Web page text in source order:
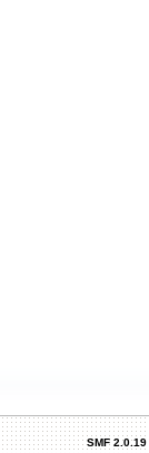
SMF 2.0.19